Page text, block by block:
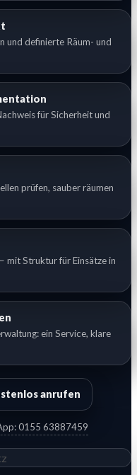
und definierte Räum- und
für Sicherheit und
prüfen, sauber räumen
mit Struktur für Einsätze in
ein Service, klare
anrufen
0155 63887459